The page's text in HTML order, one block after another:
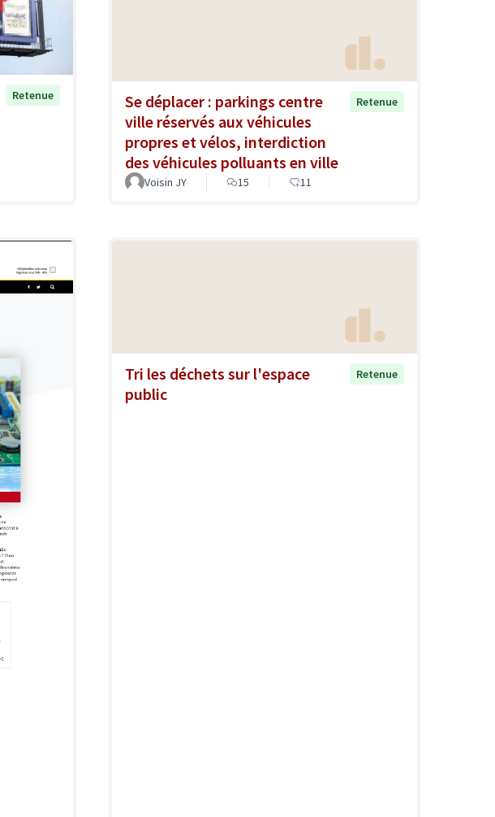
Retenue
Se déplacer : parkings centre
ville réservés aux véhicules
propres et vélos, interdiction
des véhicules polluants en ville
Retenue
Voisin JY 15 11
Tri les déchets sur l'espace
public
Retenue